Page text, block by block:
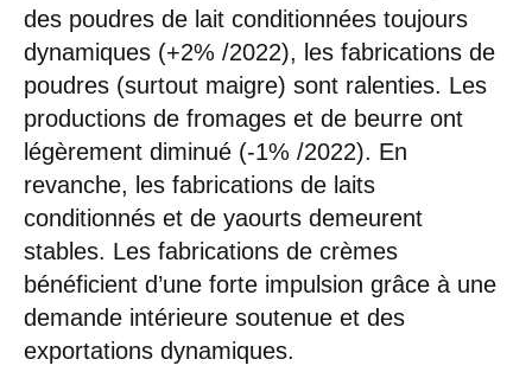
des poudres de lait conditionnées toujours
dynamiques (+2% /2022), les fabrications de
poudres (surtout maigre) sont ralenties. Les
productions de fromages et de beurre ont
légèrement diminué (-1% /2022). En
revanche, les fabrications de laits
conditionnés et de yaourts demeurent
stables. Les fabrications de crèmes
bénéficient d’une forte impulsion grâce à une
demande intérieure soutenue et des
exportations dynamiques.